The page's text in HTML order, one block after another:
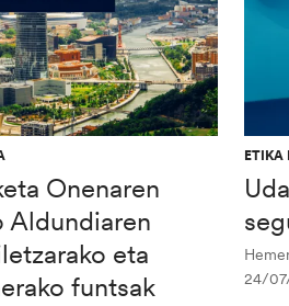
Onenaren
Aldundiaren
eta
funtsak
ETIKA
24/